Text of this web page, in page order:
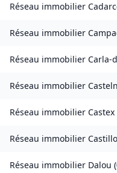
Réseau immobilier
Réseau immobilier
Réseau immobilier Carla-
Réseau immobilier
Réseau immobilier Castex
Réseau immobilier
Réseau immobilier Dalou (